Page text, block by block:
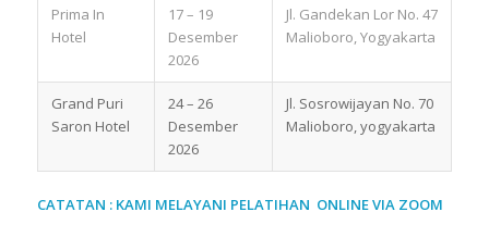
Prima In
Hotel
17 – 19
Desember
2026
Jl. Gandekan Lor No. 47
Malioboro, Yogyakarta
Grand Puri
Saron Hotel
24 – 26
Desember
2026
Jl. Sosrowijayan No. 70
Malioboro, yogyakarta
CATATAN : KAMI MELAYANI PELATIHAN ONLINE VIA ZOOM